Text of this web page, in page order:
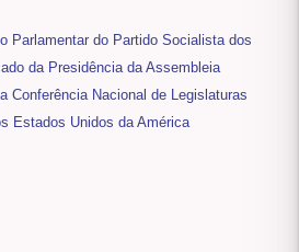
Parlamentar do Partido Socialista dos
da Presidência da Assembleia
Conferência Nacional de Legislaturas
Estados Unidos da América